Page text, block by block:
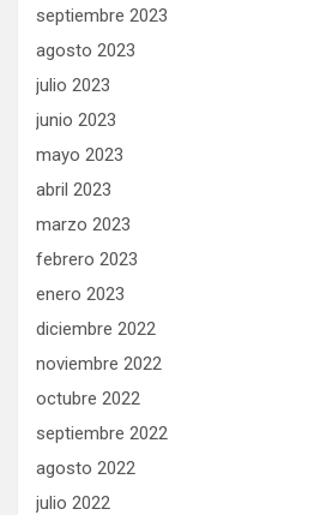
septiembre 2023
agosto 2023
julio 2023
junio 2023
mayo 2023
abril 2023
marzo 2023
febrero 2023
enero 2023
diciembre 2022
noviembre 2022
octubre 2022
septiembre 2022
agosto 2022
julio 2022